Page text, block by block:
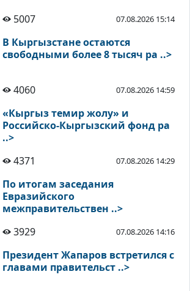
5007 07.08.2026 15:14
В Кыргызстане остаются
свободными более 8 тысяч ра ..>
4060 07.08.2026 14:59
«Кыргыз темир жолу» и
Российско-Кыргызский фонд ра
..>
4371
07.08.2026 14:29
По итогам заседания
Евразийского
межправительствен ..>
3929
07.08.2026 14:16
Президент Жапаров встретился с
главами правительст ..>